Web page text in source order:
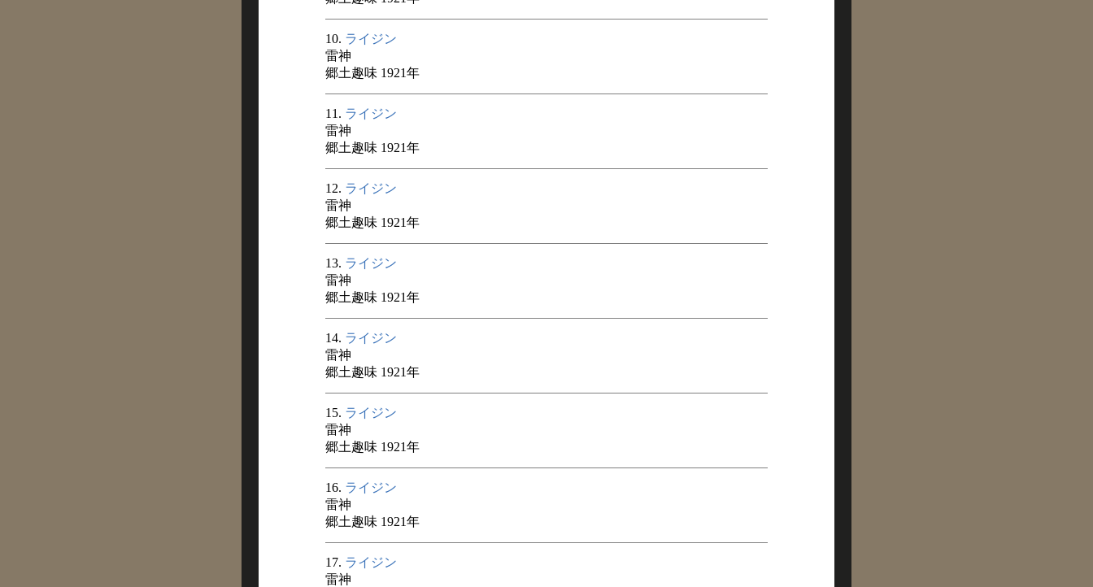
10. ライジン
雷神
郷土趣味 1921年
11. ライジン
雷神
郷土趣味 1921年
12. ライジン
雷神
郷土趣味 1921年
13. ライジン
雷神
郷土趣味 1921年
14. ライジン
雷神
郷土趣味 1921年
15. ライジン
雷神
郷土趣味 1921年
16. ライジン
雷神
郷土趣味 1921年
17. ライジン
雷神